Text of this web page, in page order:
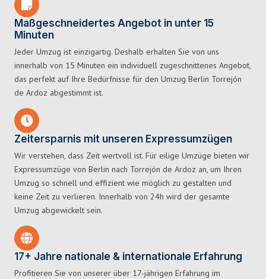
Maßgeschneidertes Angebot in unter 15
Minuten
Jeder Umzug ist einzigartig. Deshalb erhalten Sie von uns
innerhalb von 15 Minuten ein individuell zugeschnittenes Angebot,
das perfekt auf Ihre Bedürfnisse für den Umzug Berlin Torrejón
de Ardoz abgestimmt ist.
Zeitersparnis mit unseren Expressumzügen
Wir verstehen, dass Zeit wertvoll ist. Für eilige Umzüge bieten wir
Expressumzüge von Berlin nach Torrejón de Ardoz an, um Ihren
Umzug so schnell und effizient wie möglich zu gestalten und
keine Zeit zu verlieren. Innerhalb von 24h wird der gesamte
Umzug abgewickelt sein.
17+ Jahre nationale & internationale Erfahrung
Profitieren Sie von unserer über 17-jährigen Erfahrung im